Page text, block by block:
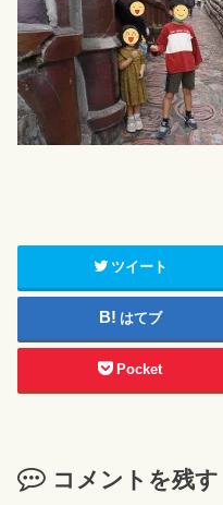
ツイート
はてブ
Pocket
コメントを残す